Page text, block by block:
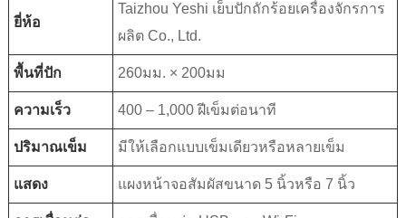
ยี่ห้อ
Taizhou Yeshi เย็บปักถักร้อยเครื่องจักรการ
ผลิต Co., Ltd.
พื้นที่ปัก 260มม. × 200มม
ความเร็ว 400 – 1,000 ฝีเข็มต่อนาที
ปริมาณเข็ม มีให้เลือกแบบเข็มเดียวหรือหลายเข็ม
แสดง แผงหน้าจอสัมผัสขนาด 5 นิ้วหรือ 7 นิ้ว